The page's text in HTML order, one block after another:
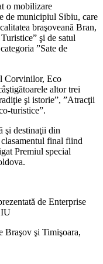
o mobilizare
de municipiul Sibiu, care
braşoveană Bran,
şi de satul
”Sate de
Corvinilor, Eco
altor trei
şi istorie”, ”Atracţii
turistice”.
şi destinaţii din
final fiind
Premiul special
de Enterprise
Braşov şi Timişoara,